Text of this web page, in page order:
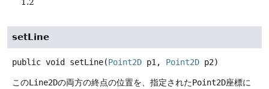
1.2
setLine
public void setLine(Point2D p1, Point2D p2)
このLine2Dの両方の終点の位置を、指定されたPoint2D座標に